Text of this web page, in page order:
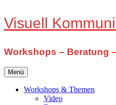
Zum
Inhalt
Visuell
Workshops – Beratung
Menü
Workshops & Themen
Video